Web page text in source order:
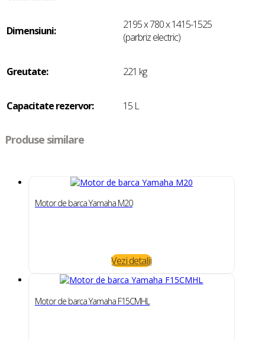
Dimensiuni:
2195 x 780 x 1415-1525
(parbriz electric)
Greutate: 221 kg
Capacitate rezervor: 15 L
Produse similare
Motor de barca Yamaha M20
Vezi detalii
Motor de barca Yamaha F15CMHL